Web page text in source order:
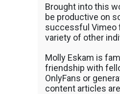
Brought into this
be productive on
successful Vimeo
variety of other
Molly Eskam is
friendship with
OnlyFans or
content articles